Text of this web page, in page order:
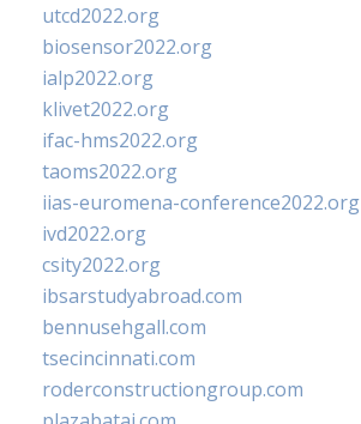
utcd2022.org
biosensor2022.org
ialp2022.org
klivet2022.org
ifac-hms2022.org
taoms2022.org
iias-euromena-conference2022.org
ivd2022.org
csity2022.org
ibsarstudyabroad.com
bennusehgall.com
tsecincinnati.com
roderconstructiongroup.com